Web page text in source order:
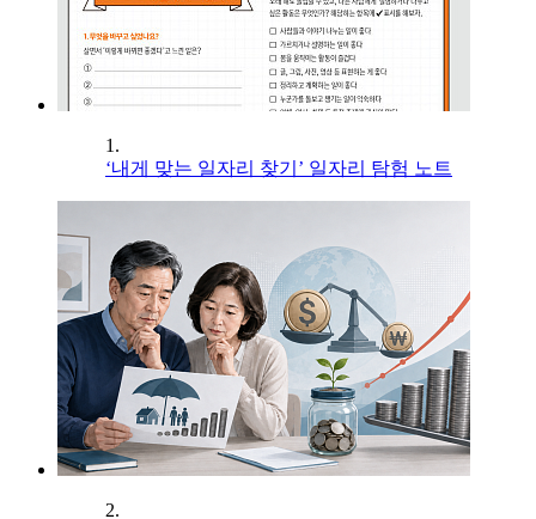
1.
‘내게 맞는 일자리 찾기’ 일자리 탐험 노트
2.